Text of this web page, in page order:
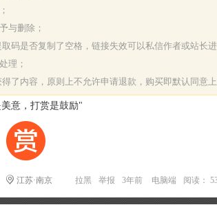
与删除；
码是否复制了空格，链接失效可以私信作者或站长进
理；
了内容，原则上不允许申请退款，购买即默认同意上
意，打赏是鼓励"
江苏·南京 拉黑 举报 3年前 电脑端 阅读：